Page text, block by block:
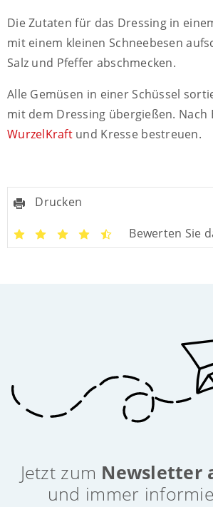
Die Zutaten für das Dressing in
mit einem kleinen Schneebesen
Salz und Pfeffer abschmecken.
Alle Gemüsen in einer Schüssel
mit dem Dressing übergießen. Nach
WurzelKraftund Kresse bestreuen.
Drucken
Bewerten Sie
Jetzt zum Newsletter
und immer